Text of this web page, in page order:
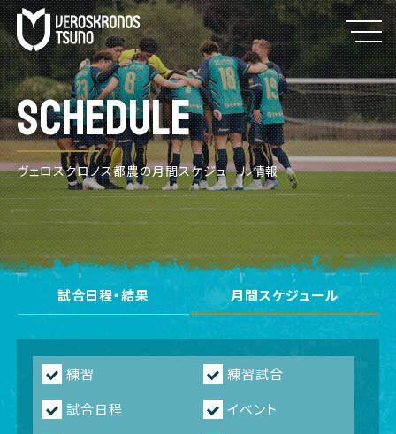
SCHEDULE
ヴェロスクロノス都農の月間スケジュール情報
試合日程・結果 月間スケジュール
練習
練習試合
試合日程
イベント